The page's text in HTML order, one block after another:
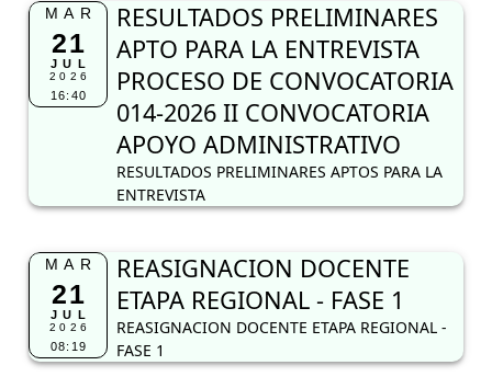
MAR
21
JUL
2026
16:40
RESULTADOS PRELIMINARES
APTO PARA LA ENTREVISTA
PROCESO DE CONVOCATORIA
014-2026 II CONVOCATORIA
APOYO ADMINISTRATIVO
RESULTADOS PRELIMINARES APTOS PARA LA
ENTREVISTA
MAR
21
JUL
2026
08:19
REASIGNACION DOCENTE
ETAPA REGIONAL - FASE 1
REASIGNACION DOCENTE ETAPA REGIONAL -
FASE 1